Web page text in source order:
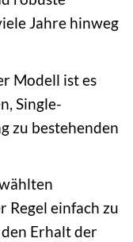
Jahre hinweg
Modell ist es
Single-
zu bestehenden
Regel einfach zu
Erhalt der